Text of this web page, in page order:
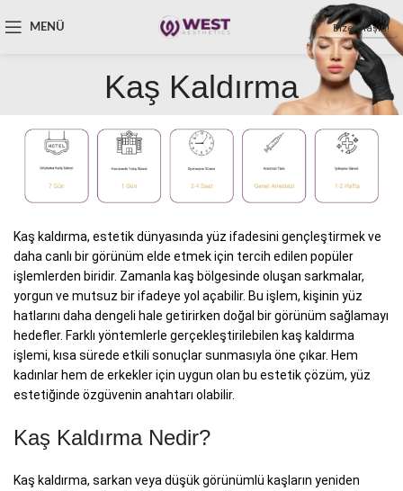
MENÜ Bize Ulaşın!
Kaş Kaldırma
Kaş kaldırma, estetik dünyasında yüz ifadesini gençleştirmek ve
daha canlı bir görünüm elde etmek için tercih edilen popüler
işlemlerden biridir. Zamanla kaş bölgesinde oluşan sarkmalar,
yorgun ve mutsuz bir ifadeye yol açabilir. Bu işlem, kişinin yüz
hatlarını daha dengeli hale getirirken doğal bir görünüm sağlamayı
hedefler. Farklı yöntemlerle gerçekleştirilebilen kaş kaldırma
işlemi, kısa sürede etkili sonuçlar sunmasıyla öne çıkar. Hem
kadınlar hem de erkekler için uygun olan bu estetik çözüm, yüz
estetiğinde özgüvenin anahtarı olabilir.
Kaş Kaldırma Nedir?
Kaş kaldırma, sarkan veya düşük görünümlü kaşların yeniden